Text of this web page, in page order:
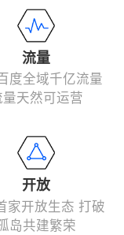
流量
度全域千亿流量
量天然可运营
开放
家开放生态 打破
岛共建繁荣